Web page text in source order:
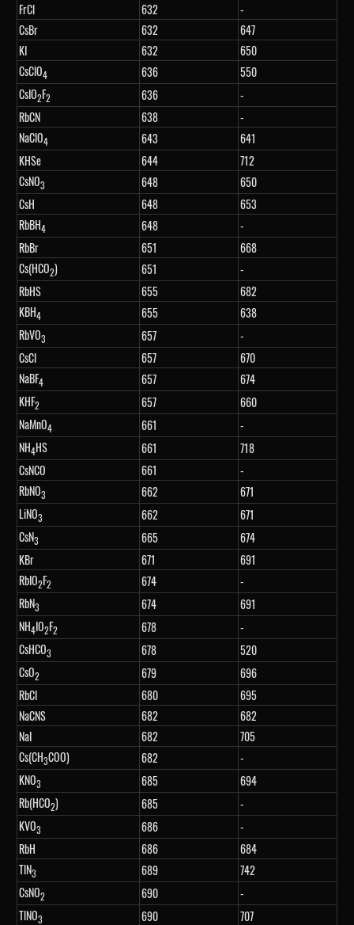
FrCl
632
-
CsBr
632
647
KI
632
650
CsClO4 636
550
CsIO2F2 636
-
RbCN
638
-
NaClO4 643
641
KHSe
644
712
CsNO3 648
650
CsH
648
653
RbBH4 648
-
RbBr
651
668
Cs(HCO2) 651
-
RbHS
655
682
KBH4 655
638
RbVO3 657
-
CsCl
657
670
NaBF4 657
674
KHF2 657
660
NaMnO4 661
-
NH4HS 661
718
CsNCO
661
-
RbNO3 662
671
LiNO3 662
671
CsN3 665
674
KBr
671
691
RbIO2F2 674
-
RbN3 674
691
NH4IO2F2 678
-
CsHCO3 678
520
CsO2 679
696
RbCl
680
695
NaCNS
682
682
NaI
682
705
Cs(CH3COO) 682
-
KNO3 685
694
Rb(HCO2) 685
-
KVO3 686
-
RbH
686
684
TlN3 689
742
CsNO2 690
-
TlNO3 690 707